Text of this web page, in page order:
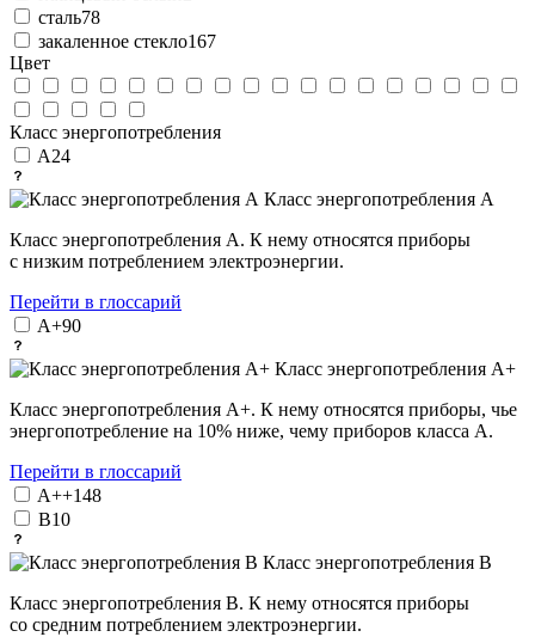
сталь78
закаленное стекло167
Цвет
Класс энергопотребления
A24
Класс энергопотребления А
Класс энергопотребления А. К нему относятся приборы
с низким потреблением электроэнергии.
Перейти в глоссарий
A+90
Класс энергопотребления А+
Класс энергопотребления А+. К нему относятся приборы, чье
энергопотребление на 10% ниже, чему приборов класса А.
Перейти в глоссарий
A++148
B10
Класс энергопотребления В
Класс энергопотребления B. К нему относятся приборы
со средним потреблением электроэнергии.